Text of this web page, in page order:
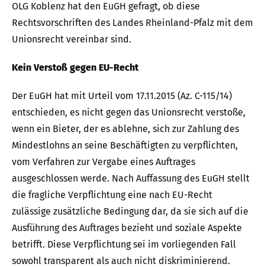
OLG Koblenz hat den EuGH gefragt, ob diese
Rechtsvorschriften des Landes Rheinland-Pfalz mit dem
Unionsrecht vereinbar sind.
Kein Verstoß gegen EU-Recht
Der EuGH hat mit Urteil vom 17.11.2015 (Az. C-115/14)
entschieden, es nicht gegen das Unionsrecht verstoße,
wenn ein Bieter, der es ablehne, sich zur Zahlung des
Mindestlohns an seine Beschäftigten zu verpflichten,
vom Verfahren zur Vergabe eines Auftrages
ausgeschlossen werde. Nach Auffassung des EuGH stellt
die fragliche Verpflichtung eine nach EU-Recht
zulässige zusätzliche Bedingung dar, da sie sich auf die
Ausführung des Auftrages bezieht und soziale Aspekte
betrifft. Diese Verpflichtung sei im vorliegenden Fall
sowohl transparent als auch nicht diskriminierend.